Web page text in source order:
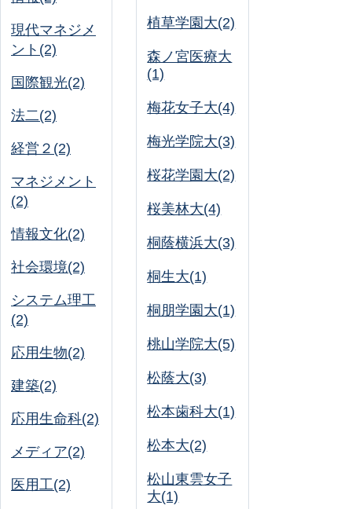
現代マネジメ
ント(2)
国際観光(2)
法二(2)
経営２(2)
マネジメント
(2)
情報文化(2)
社会環境(2)
システム理工
(2)
応用生物(2)
建築(2)
応用生命科(2)
メディア(2)
医用工(2)
植草学園大(2)
森ノ宮医療大
(1)
梅花女子大(4)
梅光学院大(3)
桜花学園大(2)
桜美林大(4)
桐蔭横浜大(3)
桐生大(1)
桐朋学園大(1)
桃山学院大(5)
松蔭大(3)
松本歯科大(1)
松本大(2)
松山東雲女子
大(1)